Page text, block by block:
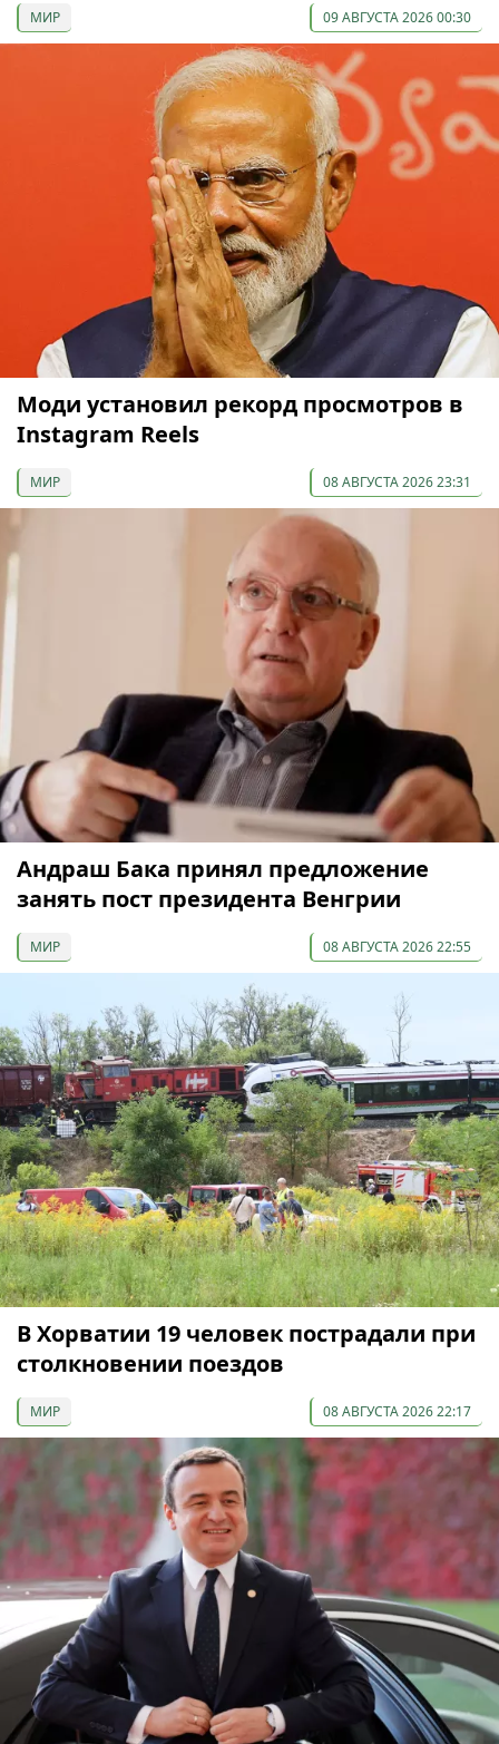
МИР 09 АВГУСТА 2026 00:30
Моди установил рекорд просмотров в
Instagram Reels
МИР 08 АВГУСТА 2026 23:31
Андраш Бака принял предложение
занять пост президента Венгрии
МИР 08 АВГУСТА 2026 22:55
В Хорватии 19 человек пострадали при
столкновении поездов
МИР 08 АВГУСТА 2026 22:17